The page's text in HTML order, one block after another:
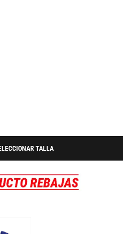
TALLA